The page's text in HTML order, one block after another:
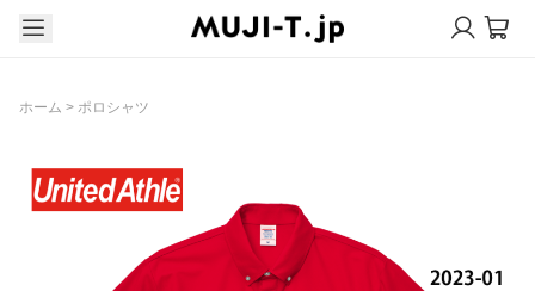
ホーム > ポロシャツ